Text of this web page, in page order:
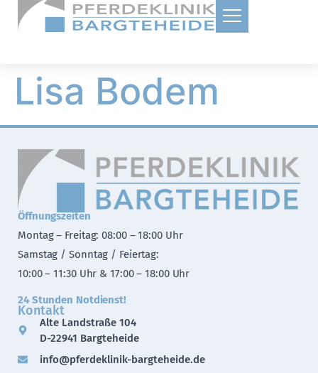
Lisa Bodem
Öffnungszeiten
Montag – Freitag: 08:00 – 18:00 Uhr
Samstag / Sonntag / Feiertag:
10:00 – 11:30 Uhr & 17:00 – 18:00 Uhr
24 Stunden Notdienst!
Kontakt
Alte Landstraße 104
D-22941 Bargteheide
info@pferdeklinik-bargteheide.de